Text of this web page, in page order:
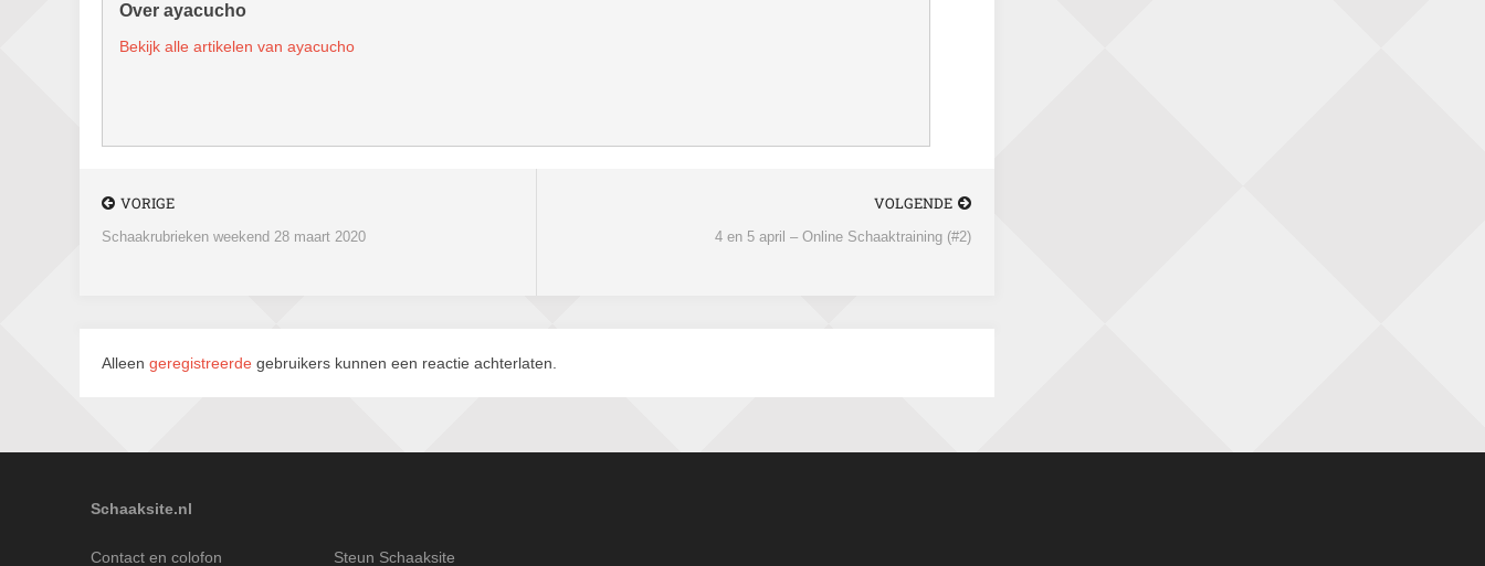
Over ayacucho
Bekijk alle artikelen van ayacucho
VORIGE
Schaakrubrieken weekend 28 maart 2020
VOLGENDE
4 en 5 april – Online Schaaktraining (#2)
Alleen geregistreerde gebruikers kunnen een reactie achterlaten.
Schaaksite.nl
Contact en colofon Steun Schaaksite